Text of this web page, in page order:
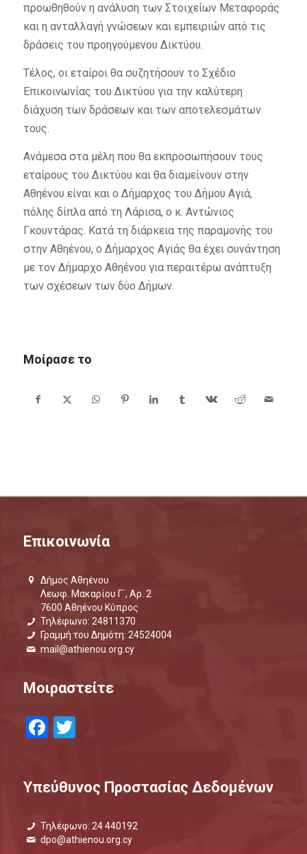
προωθηθούν η ανάλυση των Στοιχείων Μεταφοράς
και η ανταλλαγή γνώσεων και εμπειριών από τις
δράσεις του προηγούμενου Δικτύου.
Τέλος, οι εταίροι θα συζητήσουν το Σχέδιο
Επικοινωνίας του Δικτύου για την καλύτερη
διάχυση των δράσεων και των αποτελεσμάτων
τους.
Ανάμεσα στα μέλη που θα εκπροσωπήσουν τους
εταίρους του Δικτύου και θα διαμείνουν στην
Αθηένου είναι και ο Δήμαρχος του Δήμου Αγιά,
πόλης δίπλα από τη Λάρισα, ο κ. Αντώνιος
Γκουντάρας. Κατά τη διάρκεια της παραμονής του
στην Αθηένου, ο Δήμαρχος Αγιάς θα έχει συνάντηση
με τον Δήμαρχο Αθηένου για περαιτέρω ανάπτυξη
των σχέσεων των δύο Δήμων.
Μοίρασε το
Επικοινωνία
Δήμος Αθηένου
Λεωφ. Μακαρίου Γ΄, Αρ. 2
7600 Αθηένου Κύπρος
Τηλέφωνο: 24811370
Γραμμή του Δημότη: 24524004
mail@athienou.org.cy
Μοιραστείτε
Facebook
Twitter
Υπεύθυνος Προστασίας Δεδομένων
Τηλέφωνο: 24 440192
dpo@athienou.org.cy